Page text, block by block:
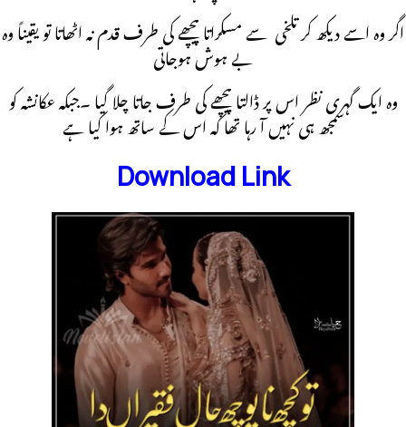
اگر وہ اسے دیکھ کر تلخی سے مسکراتا پیچھے کی طرف قدم نہ اٹھاتا تو یقیناً وہ
بے ہوش ہوجاتی
وہ ایک گہری نظر اس پر ڈالتا پیچھے کی طرف جاتا چلا گیا ۔جبکہ عکانشہ کو
سمجھ ہی نہیں آ رہا تھا کہ اس کے ساتھ ہوا کیا ہے
Download Link